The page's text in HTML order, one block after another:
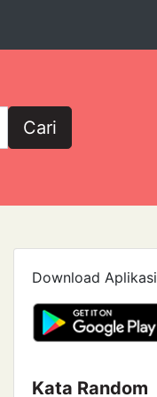
Cari
Download Aplikasi
Kata Random